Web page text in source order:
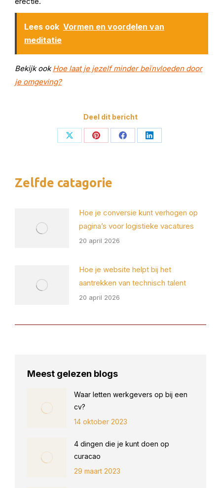
Lees ook Vormen en voordelen van
meditatie
Bekijk ookHoe laat je jezelf minder beïnvloeden door
je omgeving?
Deel dit bericht
Deel
Deel
Deel
Deel
Zelfde catagorie
Hoe je conversie kunt verhogen op
pagina’s voor logistieke vacatures
20 april 2026
Hoe je website helpt bij het
aantrekken van technisch talent
20 april 2026
Meest gelezen blogs
Waar letten werkgevers op bij een
cv?
14 oktober 2023
4 dingen die je kunt doen op
curacao
29 maart 2023